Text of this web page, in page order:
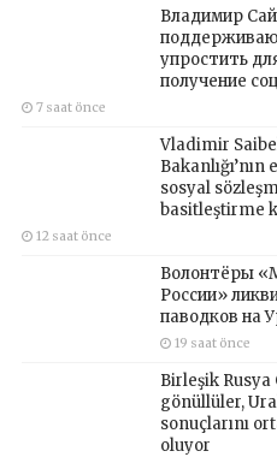
Владимир
упростить
получение
7 saat önce
Vladimir
Bakanlığı’nın
sosyal
basitleştirme
12 saat önce
Волонтёры
России»
паводков на
19 saat önce
Birleşik Rusya
gönüllüler,
sonuçlarını
oluyor